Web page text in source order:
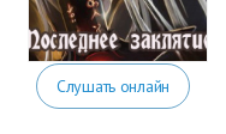
Слушать онлайн